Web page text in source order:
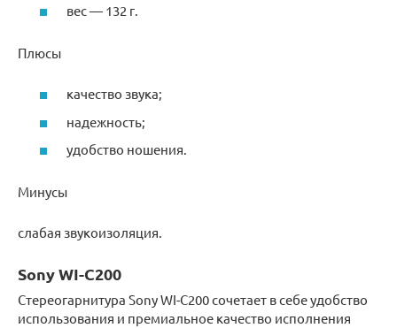
вес — 132 г.
Плюсы
качество звука;
надежность;
удобство ношения.
Минусы
слабая звукоизоляция.
Sony WI-C200
Стереогарнитура Sony WI-C200 сочетает в себе удобство
использования и премиальное качество исполнения